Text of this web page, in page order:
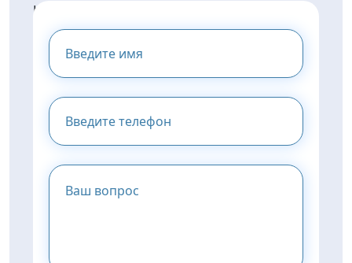
НАПИШИТЕ НАМ И МЫ
ПРЕДОСТАВИМ ВАМ
КОНСУЛЬТАЦИЮ